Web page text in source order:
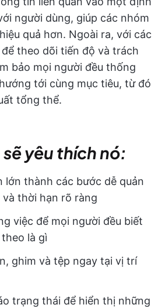
người dùng, giúp các nhóm
quả hơn. Ngoài ra, với các
theo dõi tiến độ và trách
bảo mọi người đều thống
tới cùng mục tiêu, từ đó
tổng thể.
sẽ yêu thích nó:
lớn thành các bước dễ quản
và thời hạn rõ ràng
việc để mọi người đều biết
là gì
ghim và tệp ngay tại vị trí
trạng thái để hiển thị những